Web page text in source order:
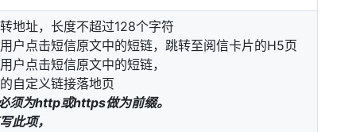
地址，长度不超过128个字符
户点击短信原文中的短链，跳转至阅信卡片的H5页
户点击短信原文中的短链，
自定义链接落地页
须为http或https做为前缀。
此项，